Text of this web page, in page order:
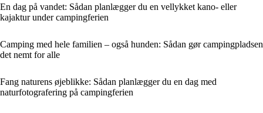
En dag på vandet: Sådan planlægger du en vellykket kano- eller
kajaktur under campingferien
Camping med hele familien – også hunden: Sådan gør campingpladsen
det nemt for alle
Fang naturens øjeblikke: Sådan planlægger du en dag med
naturfotografering på campingferien